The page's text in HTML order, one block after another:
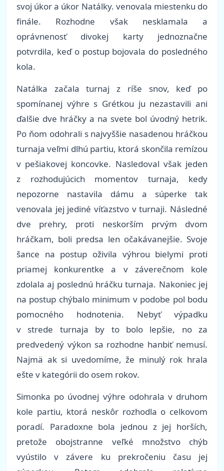
svoj úkor a úkor Natálky. venovala miestenku do
finále. Rozhodne však nesklamala a
oprávnenosť divokej karty jednoznačne
potvrdila, keď o postup bojovala do posledného
kola.
Natálka začala turnaj z ríše snov, keď po
spomínanej výhre s Grétkou ju nezastavili ani
ďalšie dve hráčky a na svete bol úvodný hetrik.
Po ňom odohrali s najvyššie nasadenou hráčkou
turnaja veľmi dlhú partiu, ktorá skončila remízou
v pešiakovej koncovke. Nasledoval však jeden
z rozhodujúcich momentov turnaja, kedy
nepozorne nastavila dámu a súperke tak
venovala jej jediné víťazstvo v turnaji. Následné
dve prehry, proti neskorším prvým dvom
hráčkam, boli predsa len očakávanejšie. Svoje
šance na postup oživila výhrou bielymi proti
priamej konkurentke a v záverečnom kole
zdolala aj poslednú hráčku turnaja. Nakoniec jej
na postup chýbalo minimum v podobe pol bodu
pomocného hodnotenia. Nebyť výpadku
v strede turnaja by to bolo lepšie, no za
predvedený výkon sa rozhodne hanbiť nemusí.
Najmä ak si uvedomíme, že minulý rok hrala
ešte v kategórii do osem rokov.
Simonka po úvodnej výhre odohrala v druhom
kole partiu, ktorá neskôr rozhodla o celkovom
poradí. Paradoxne bola jednou z jej horších,
pretože obojstranne veľké množstvo chýb
vyústilo v závere ku prekročeniu času jej